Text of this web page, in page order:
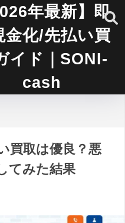
年最新】即
金化/先払い買
イド｜SONI-
cash
買取は優良？悪
てみた結果